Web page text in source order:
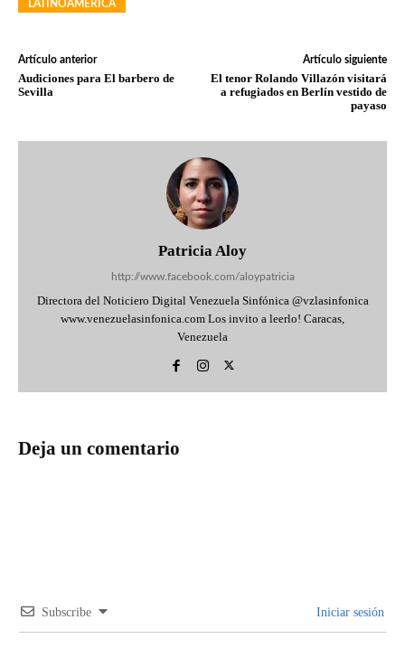
LATINOAMÉRICA
Artículo anterior
Audiciones para El barbero de
Sevilla
Artículo siguiente
El tenor Rolando Villazón visitará
a refugiados en Berlín vestido de
payaso
Patricia Aloy
http://www.facebook.com/aloypatricia
Directora del Noticiero Digital Venezuela Sinfónica @vzlasinfonica
www.venezuelasinfonica.com Los invito a leerlo! Caracas,
Venezuela
Deja un comentario
Subscribe Iniciar sesión